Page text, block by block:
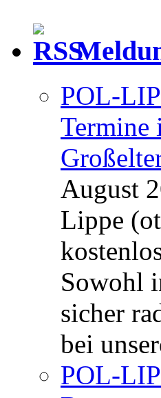
POL-
Termine
August
Lippe
Sowohl
sicher
bei
POL-